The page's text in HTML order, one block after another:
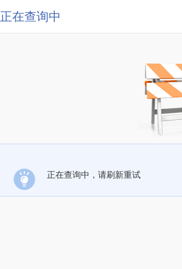
正在查询中
正在查询中，请刷新重试